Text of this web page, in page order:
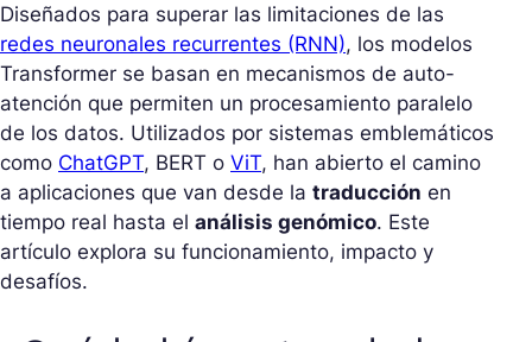
Diseñados para superar las limitaciones de las
redes neuronales recurrentes (RNN), los modelos
Transformer se basan en mecanismos de auto-
atención que permiten un procesamiento paralelo
de los datos. Utilizados por sistemas emblemáticos
como ChatGPT, BERT o ViT, han abierto el camino
a aplicaciones que van desde la traducción en
tiempo real hasta el análisis genómico. Este
artículo explora su funcionamiento, impacto y
desafíos.